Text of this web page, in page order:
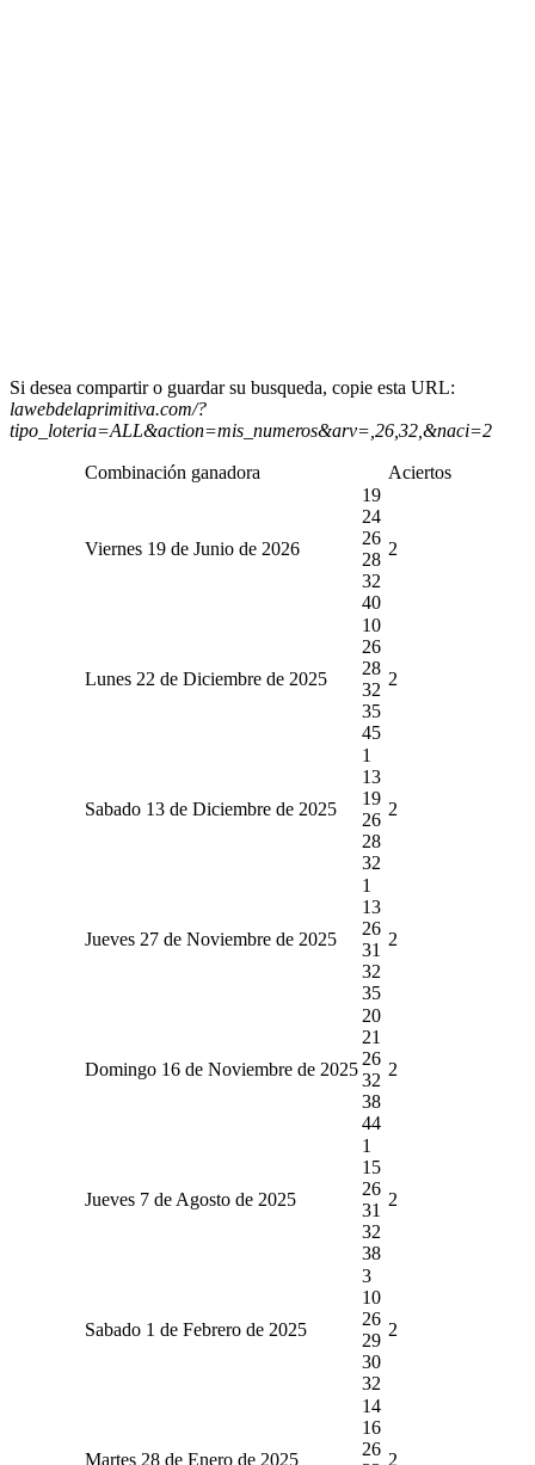
Si desea compartir o guardar su busqueda, copie esta URL:
lawebdelaprimitiva.com/?
tipo_loteria=ALL&action=mis_numeros&arv=,26,32,&naci=2
Combinación ganadora Aciertos
Viernes 19 de Junio de 2026
19
24
26
28
32
40
2
Lunes 22 de Diciembre de 2025
10
26
28
32
35
45
2
Sabado 13 de Diciembre de 2025
1
13
19
26
28
32
2
Jueves 27 de Noviembre de 2025
1
13
26
31
32
35
2
Domingo 16 de Noviembre de 2025
20
21
26
32
38
44
2
Jueves 7 de Agosto de 2025
1
15
26
31
32
38
2
Sabado 1 de Febrero de 2025
3
10
26
29
30
32
2
Martes 28 de Enero de 2025
14
16
26
2